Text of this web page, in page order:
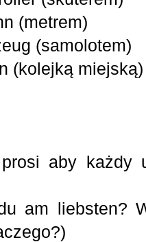
(metrem)
(samolotem)
(kolejką miejską)
aby każdy
am liebsten?